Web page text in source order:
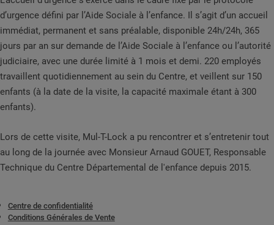
d’urgence défini par l’Aide Sociale à l’enfance. Il s’agit d’un accueil
immédiat, permanent et sans préalable, disponible 24h/24h, 365
jours par an sur demande de l’Aide Sociale à l’enfance ou l’autorité
judiciaire, avec une durée limité à 1 mois et demi. 220 employés
travaillent quotidiennement au sein du Centre, et veillent sur 150
enfants (à la date de la visite, la capacité maximale étant à 300
enfants).
Lors de cette visite, Mul-T-Lock a pu rencontrer et s’entretenir tout
au long de la journée avec Monsieur Arnaud GOUET, Responsable
Technique du Centre Départemental de l'enfance depuis 2015.
Centre de confidentialité
Conditions Générales de Vente